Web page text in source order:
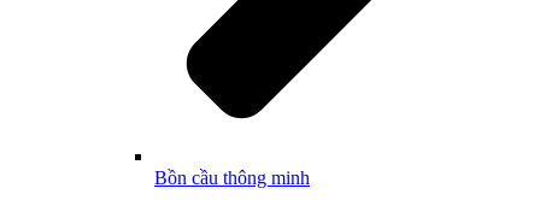
Bồn cầu thông minh